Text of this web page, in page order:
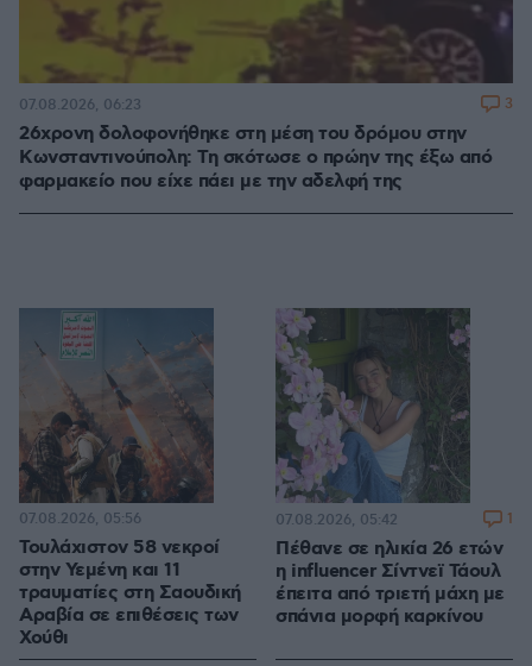
26χρονη δολοφονήθηκε στη μέση του δρόμου στην
Κωνσταντινούπολη: Τη σκότωσε ο πρώην της έξω από
φαρμακείο που είχε πάει με την αδελφή της
07.08.2026, 06:23 3
Τουλάχιστον 58 νεκροί
στην Υεμένη και 11
τραυματίες στη Σαουδική
Αραβία σε επιθέσεις των
Χούθι
07.08.2026, 05:56
Πέθανε σε ηλικία 26 ετών
η influencer Σίντνεϊ Τάουλ
έπειτα από τριετή μάχη με
σπάνια μορφή καρκίνου
07.08.2026, 05:42 1